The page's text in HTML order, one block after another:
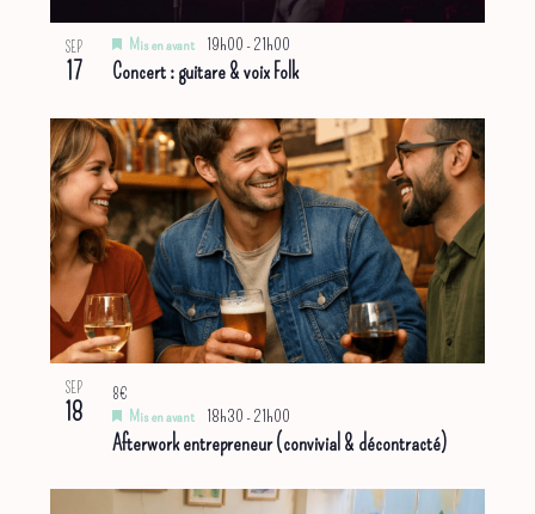
SEP
17 Concert : guitare & voix Folk
Mis en avant 19h00 -21h00
SEP
18
Afterwork entrepreneur (convivial & décontracté)
Mis en avant 18h30 -21h00
8€